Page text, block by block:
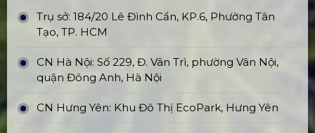
Trụ sở: 184/20 Lê Đình Cẩn, KP.6, Phường Tân
Tạo, TP. HCM
CN Hà Nội: Số 229, Đ. Vân Trì, phường Vân Nội,
quận Đông Anh, Hà Nội
CN Hưng Yên: Khu Đô Thị EcoPark, Hưng Yên